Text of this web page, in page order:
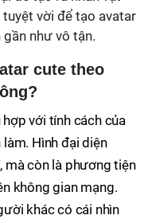
vời để tạo avatar
như vô tận.
cute theo
với tính cách của
Hình đại diện
mà còn là phương tiện
không gian mạng.
khác có cái nhìn